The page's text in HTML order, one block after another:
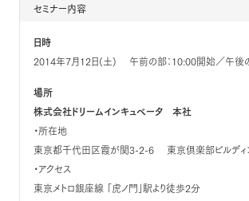
セミナー内容
日時
2014年7月12日(土) 午前の部：10:00開始／午後
場所
株式会社ドリームインキュベータ 本社
・所在地
東京都千代田区霞が関3-2-6 東京倶楽部ビルディ
・アクセス
東京メトロ銀座線 「虎ノ門」駅より徒歩2分